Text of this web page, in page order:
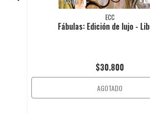
ECC
Fábulas: Edición de lujo -
$30.800
AGOTADO